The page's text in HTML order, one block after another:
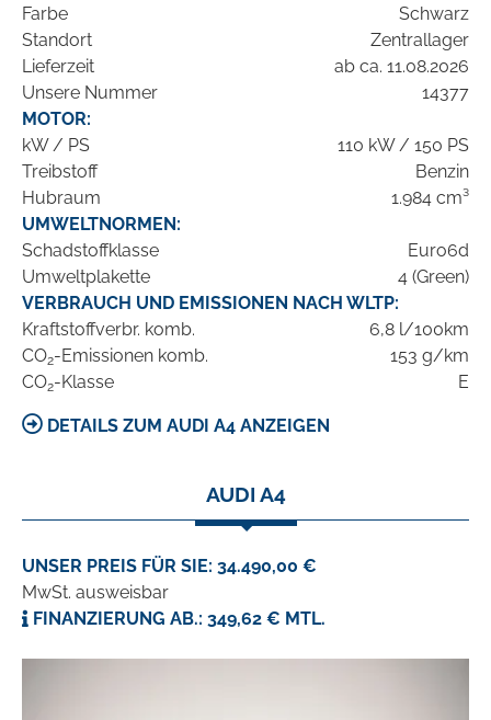
Farbe
Schwarz
Standort
Zentrallager
Lieferzeit
ab ca. 11.08.2026
Unsere Nummer
14377
MOTOR:
kW / PS
110 kW / 150 PS
Treibstoff
Benzin
Hubraum
1.984 cm³
UMWELTNORMEN:
Schadstoffklasse
Euro6d
Umweltplakette
4 (Green)
VERBRAUCH UND EMISSIONEN NACH WLTP:
Kraftstoffverbr. komb.
6,8 l/100km
CO2-Emissionen komb.
153 g/km
CO2-Klasse E
DETAILS ZUM AUDI A4 ANZEIGEN
AUDI A4
UNSER PREIS FÜR SIE: 34.490,00 €
MwSt. ausweisbar
FINANZIERUNG AB.: 349,62 € MTL.